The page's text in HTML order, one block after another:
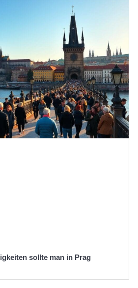
sollte man in Prag